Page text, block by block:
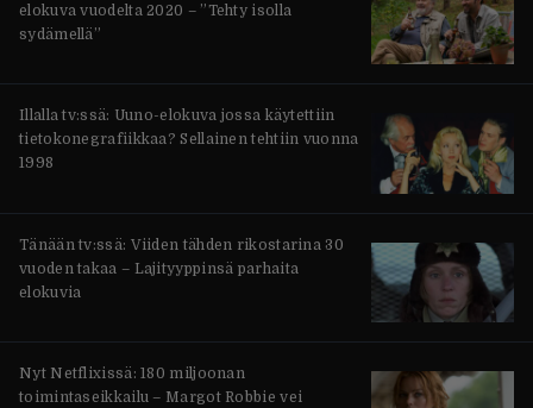
elokuva vuodelta 2020 – ”Tehty isolla
sydämellä”
Illalla tv:ssä: Uuno-elokuva jossa käytettiin
tietokonegrafiikkaa? Sellainen tehtiin vuonna
1998
Tänään tv:ssä: Viiden tähden rikostarina 30
vuoden takaa – Lajityyppinsä parhaita
elokuvia
Nyt Netflixissä: 180 miljoonan
toimintaseikkailu – Margot Robbie vei